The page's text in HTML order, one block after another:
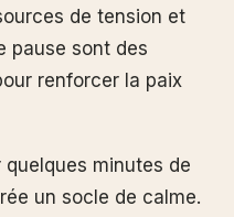
de tension et
pause sont des
renforcer la paix
minutes de
un socle de calme.